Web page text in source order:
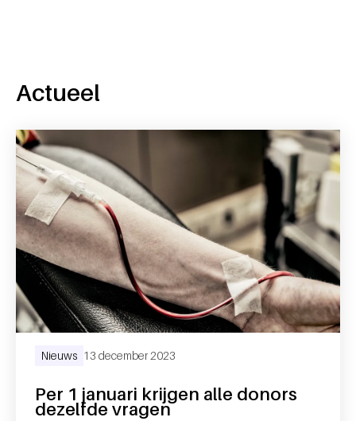
Actueel
Per 1 januari krijgen alle donors
dezelfde vragen
Nieuws 13 december 2023